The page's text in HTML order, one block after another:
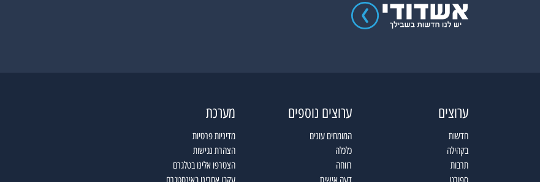
ערוצים
חדשות
בקהילה
תרבות
ערוצים נוספים
המומחים עונים
כלכלה
רווחה
מערכת
מדיניות פרטיות
הצהרת נגישות
הצטרפו אלינו בטלגרם